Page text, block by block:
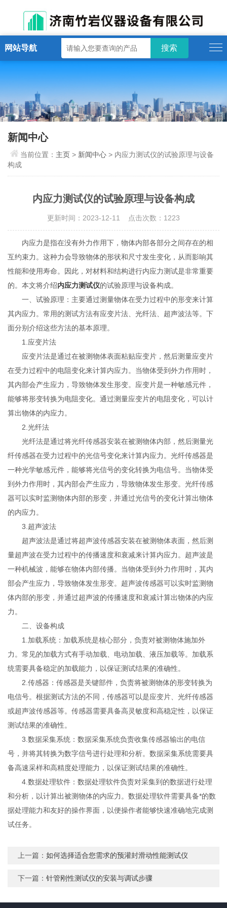
网站导航
新闻中心
当前位置： 主页 > 新闻中心 > 内应力测试仪的试验原理与设备
构成
内应力测试仪的试验原理与设备构成
更新时间：2023-12-11 点击次数：1223
内应力是指在没有外力作用下，物体内部各部分之间存在的相
互约束力。这种力会导致物体的形状和尺寸发生变化，从而影响其
性能和使用寿命。因此，对材料和结构进行内应力测试是非常重要
的。本文将介绍内应力测试仪的试验原理与设备构成。
一、试验原理：主要通过测量物体在受力过程中的形变来计算
其内应力。常用的测试方法有应变片法、光纤法、超声波法等。下
面分别介绍这些方法的基本原理。
1.应变片法
应变片法是通过在被测物体表面粘贴应变片，然后测量应变片
在受力过程中的电阻变化来计算内应力。当物体受到外力作用时，
其内部会产生应力，导致物体发生形变。应变片是一种敏感元件，
能够将形变转换为电阻变化。通过测量应变片的电阻变化，可以计
算出物体的内应力。
2.光纤法
光纤法是通过将光纤传感器安装在被测物体内部，然后测量光
纤传感器在受力过程中的光信号变化来计算内应力。光纤传感器是
一种光学敏感元件，能够将光信号的变化转换为电信号。当物体受
到外力作用时，其内部会产生应力，导致物体发生形变。光纤传感
器可以实时监测物体内部的形变，并通过光信号的变化计算出物体
的内应力。
3.超声波法
超声波法是通过将超声波传感器安装在被测物体表面，然后测
量超声波在受力过程中的传播速度和衰减来计算内应力。超声波是
一种机械波，能够在物体内部传播。当物体受到外力作用时，其内
部会产生应力，导致物体发生形变。超声波传感器可以实时监测物
体内部的形变，并通过超声波的传播速度和衰减计算出物体的内应
力。
二、设备构成
1.加载系统：加载系统是核心部分，负责对被测物体施加外
力。常见的加载方式有手动加载、电动加载、液压加载等。加载系
统需要具备稳定的加载能力，以保证测试结果的准确性。
2.传感器：传感器是关键部件，负责将被测物体的形变转换为
电信号。根据测试方法的不同，传感器可以是应变片、光纤传感器
或超声波传感器等。传感器需要具备高灵敏度和高稳定性，以保证
测试结果的准确性。
3.数据采集系统：数据采集系统负责收集传感器输出的电信
号，并将其转换为数字信号进行处理和分析。数据采集系统需要具
备高速采样和高精度处理能力，以保证测试结果的准确性。
4.数据处理软件：数据处理软件负责对采集到的数据进行处理
和分析，以计算出被测物体的内应力。数据处理软件需要具备*的数
据处理能力和友好的操作界面，以便操作者能够快速准确地完成测
试任务。
上一篇：如何选择适合您需求的预灌封滑动性能测试仪
下一篇：针管刚性测试仪的安装与调试步骤